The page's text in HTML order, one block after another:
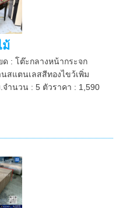
ม้
ด : โต๊ะกลางหน้ากระจก
สแตนเลสสีทองไขว้เพิ่ม
ำนวน : 5 ตัวราคา : 1,590